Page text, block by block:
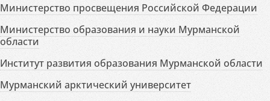
Министерство просвещения Российской Федерации
Министерство образования и науки Мурманской
области
Институт развития образования Мурманской области
Мурманский арктический университет